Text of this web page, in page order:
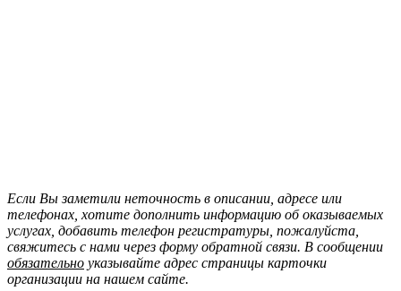
Если Вы заметили неточность в описании, адресе или
телефонах, хотите дополнить информацию об оказываемых
услугах, добавить телефон регистратуры, пожалуйста,
свяжитесь с нами через форму обратной связи. В сообщении
обязательно указывайте адрес страницы карточки
организации на нашем сайте.